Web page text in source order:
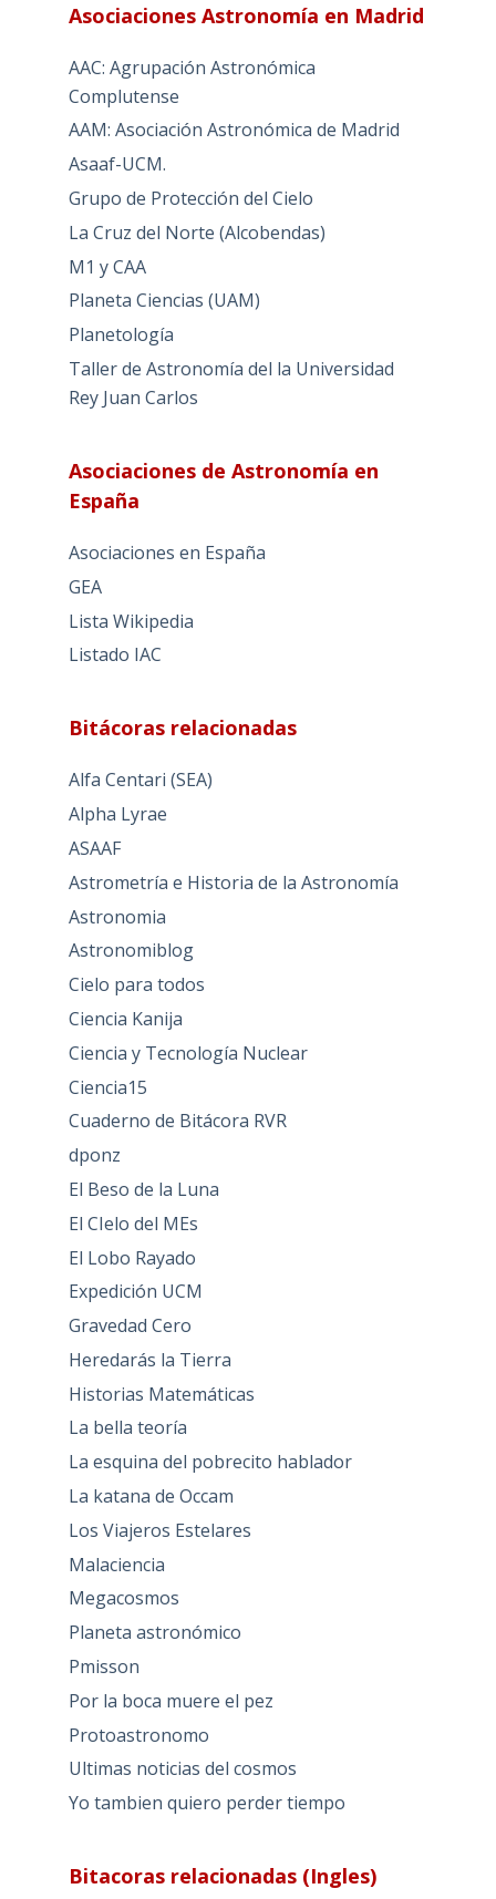
Asociaciones Astronomía en Madrid
AAC: Agrupación Astronómica
Complutense
AAM: Asociación Astronómica de Madrid
Asaaf-UCM.
Grupo de Protección del Cielo
La Cruz del Norte (Alcobendas)
M1 y CAA
Planeta Ciencias (UAM)
Planetología
Taller de Astronomía del la Universidad
Rey Juan Carlos
Asociaciones de Astronomía en
España
Asociaciones en España
GEA
Lista Wikipedia
Listado IAC
Bitácoras relacionadas
Alfa Centari (SEA)
Alpha Lyrae
ASAAF
Astrometría e Historia de la Astronomía
Astronomia
Astronomiblog
Cielo para todos
Ciencia Kanija
Ciencia y Tecnología Nuclear
Ciencia15
Cuaderno de Bitácora RVR
dponz
El Beso de la Luna
El CIelo del MEs
El Lobo Rayado
Expedición UCM
Gravedad Cero
Heredarás la Tierra
Historias Matemáticas
La bella teoría
La esquina del pobrecito hablador
La katana de Occam
Los Viajeros Estelares
Malaciencia
Megacosmos
Planeta astronómico
Pmisson
Por la boca muere el pez
Protoastronomo
Ultimas noticias del cosmos
Yo tambien quiero perder tiempo
Bitacoras relacionadas (Ingles)